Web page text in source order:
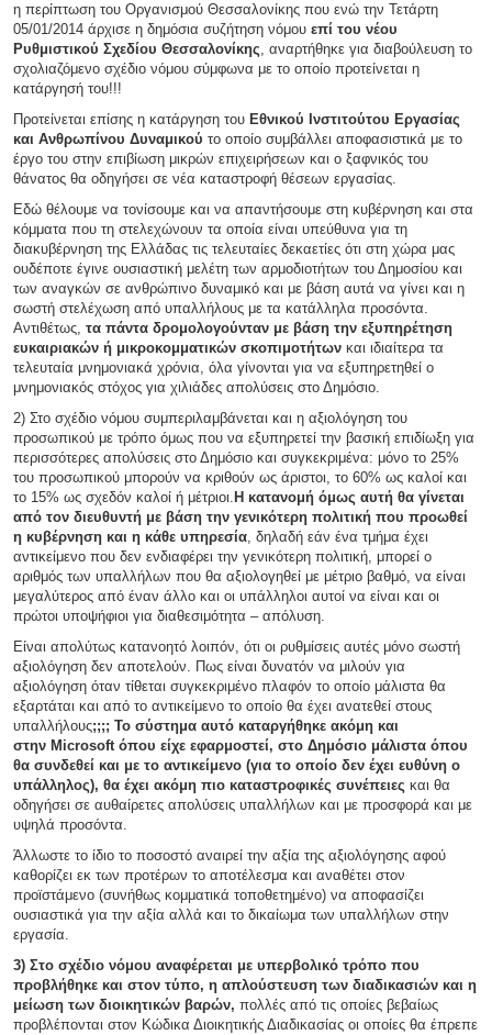
η περίπτωση του Οργανισμού Θεσσαλονίκης που ενώ την Τετάρτη
05/01/2014 άρχισε η δημόσια συζήτηση νόμου επί του νέου
Ρυθμιστικού Σχεδίου Θεσσαλονίκης, αναρτήθηκε για διαβούλευση το
σχολιαζόμενο σχέδιο νόμου σύμφωνα με το οποίο προτείνεται η
κατάργησή του!!!
Προτείνεται επίσης η κατάργηση του Εθνικού Ινστιτούτου Εργασίας
και Ανθρωπίνου Δυναμικού το οποίο συμβάλλει αποφασιστικά με το
έργο του στην επιβίωση μικρών επιχειρήσεων και ο ξαφνικός του
θάνατος θα οδηγήσει σε νέα καταστροφή θέσεων εργασίας.
Εδώ θέλουμε να τονίσουμε και να απαντήσουμε στη κυβέρνηση και στα
κόμματα που τη στελεχώνουν τα οποία είναι υπεύθυνα για τη
διακυβέρνηση της Ελλάδας τις τελευταίες δεκαετίες ότι στη χώρα μας
ουδέποτε έγινε ουσιαστική μελέτη των αρμοδιοτήτων του Δημοσίου και
των αναγκών σε ανθρώπινο δυναμικό και με βάση αυτά να γίνει και η
σωστή στελέχωση από υπαλλήλους με τα κατάλληλα προσόντα.
Αντιθέτως, τα πάντα δρομολογούνταν με βάση την εξυπηρέτηση
ευκαιριακών ή μικροκομματικών σκοπιμοτήτων και ιδιαίτερα τα
τελευταία μνημονιακά χρόνια, όλα γίνονται για να εξυπηρετηθεί ο
μνημονιακός στόχος για χιλιάδες απολύσεις στο Δημόσιο.
2) Στο σχέδιο νόμου συμπεριλαμβάνεται και η αξιολόγηση του
προσωπικού με τρόπο όμως που να εξυπηρετεί την βασική επιδίωξη για
περισσότερες απολύσεις στο Δημόσιο και συγκεκριμένα: μόνο το 25%
του προσωπικού μπορούν να κριθούν ως άριστοι, το 60% ως καλοί και
το 15% ως σχεδόν καλοί ή μέτριοι. Η κατανομή όμως αυτή θα γίνεται
από τον διευθυντή με βάση την γενικότερη πολιτική που προωθεί
η κυβέρνηση και η κάθε υπηρεσία, δηλαδή εάν ένα τμήμα έχει
αντικείμενο που δεν ενδιαφέρει την γενικότερη πολιτική, μπορεί ο
αριθμός των υπαλλήλων που θα αξιολογηθεί με μέτριο βαθμό, να είναι
μεγαλύτερος από έναν άλλο και οι υπάλληλοι αυτοί να είναι και οι
πρώτοι υποψήφιοι για διαθεσιμότητα – απόλυση.
Είναι απολύτως κατανοητό λοιπόν, ότι οι ρυθμίσεις αυτές μόνο σωστή
αξιολόγηση δεν αποτελούν. Πως είναι δυνατόν να μιλούν για
αξιολόγηση όταν τίθεται συγκεκριμένο πλαφόν το οποίο μάλιστα θα
εξαρτάται και από το αντικείμενο το οποίο θα έχει ανατεθεί στους
υπαλλήλους;;;; Το σύστημα αυτό καταργήθηκε ακόμη και
στην Microsoftόπου είχε εφαρμοστεί, στο Δημόσιο μάλιστα όπου
θα συνδεθεί και με το αντικείμενο (για το οποίο δεν έχει ευθύνη ο
υπάλληλος), θα έχει ακόμη πιο καταστροφικές συνέπειες και θα
οδηγήσει σε αυθαίρετες απολύσεις υπαλλήλων και με προσφορά και με
υψηλά προσόντα.
Άλλωστε το ίδιο το ποσοστό αναιρεί την αξία της αξιολόγησης αφού
καθορίζει εκ των προτέρων το αποτέλεσμα και αναθέτει στον
προϊστάμενο (συνήθως κομματικά τοποθετημένο) να αποφασίζει
ουσιαστικά για την αξία αλλά και το δικαίωμα των υπαλλήλων στην
εργασία.
3) Στο σχέδιο νόμου αναφέρεται με υπερβολικό τρόπο που
προβλήθηκε και στον τύπο, η απλούστευση των διαδικασιών και η
μείωση των διοικητικών βαρών, πολλές από τις οποίες βεβαίως
προβλέπονται στον Κώδικα Διοικητικής Διαδικασίας οι οποίες θα έπρεπε